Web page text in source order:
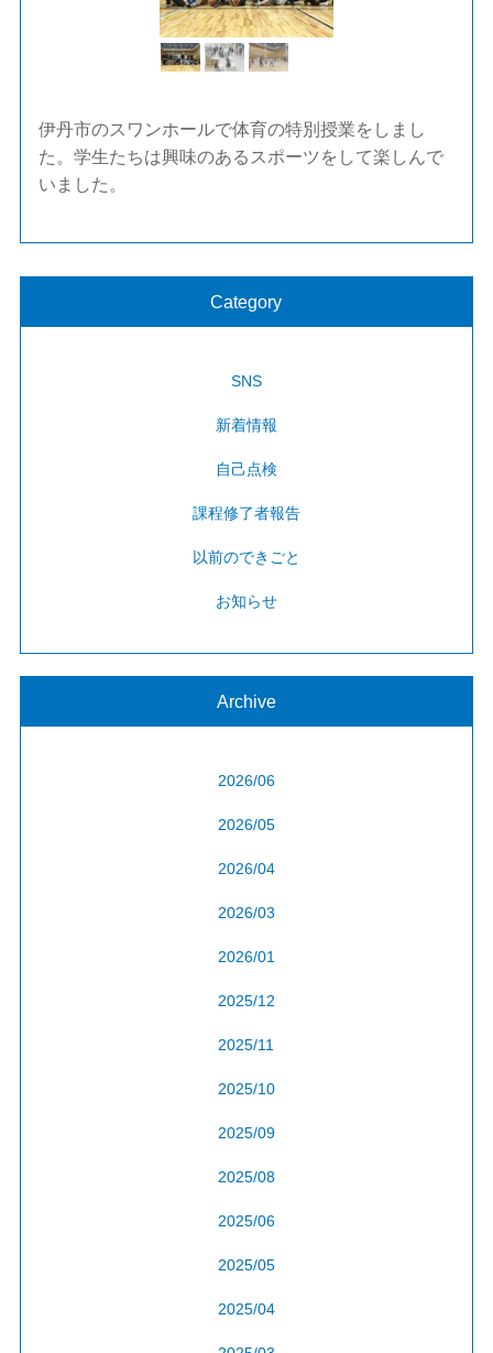
Previ
ous
Next
伊丹市のスワンホールで体育の特別授業をしまし
た。学生たちは興味のあるスポーツをして楽しんで
いました。
Category
SNS
新着情報
自己点検
課程修了者報告
以前のできごと
お知らせ
Archive
2026/06
2026/05
2026/04
2026/03
2026/01
2025/12
2025/11
2025/10
2025/09
2025/08
2025/06
2025/05
2025/04